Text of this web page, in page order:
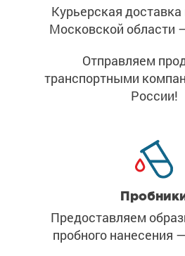
Курьерская
Московской области
Отправляем
транспортными
России!
Предоставляем
пробного нанесения